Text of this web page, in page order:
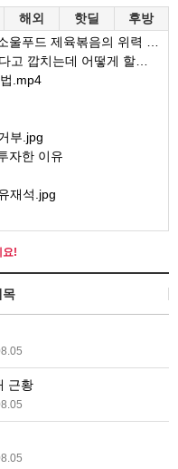
해외 핫딜 후방
드 제육볶음의 위력 ㅋㅋ
깝치는데 어떻게 할까요?
.mp4
부.jpg
자한 이유
재석.jpg
요!
목
근황